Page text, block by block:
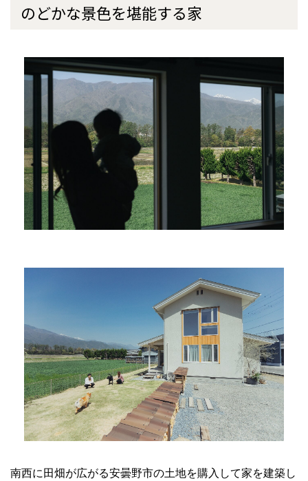
のどかな景色を堪能する家
南西に田畑が広がる安曇野市の土地を購入して家を建築し